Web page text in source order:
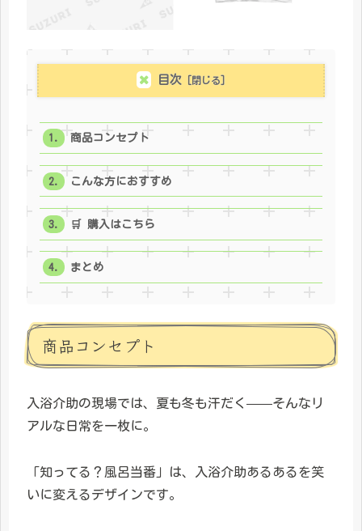
目次
商品コンセプト
こんな方におすすめ
🛒 購入はこちら
まとめ
商品コンセプト
入浴介助の現場では、夏も冬も汗だく——そんなリ
アルな日常を一枚に。
「知ってる？風呂当番」は、入浴介助あるあるを笑
いに変えるデザインです。